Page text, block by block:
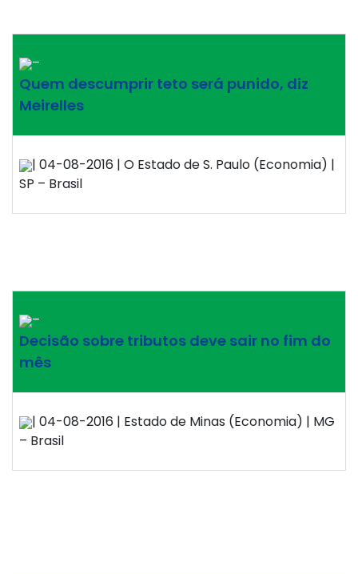
–
Quem descumprir teto será punido, diz
Meirelles
| 04-08-2016 | O Estado de S. Paulo (Economia) |
SP – Brasil
–
Decisão sobre tributos deve sair no fim do
mês
| 04-08-2016 | Estado de Minas (Economia) | MG
– Brasil